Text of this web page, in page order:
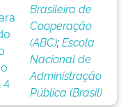
4
Brasileira de
Cooperação
(ABC);Escola
Nacional de
Administração
Pública (Brasil)